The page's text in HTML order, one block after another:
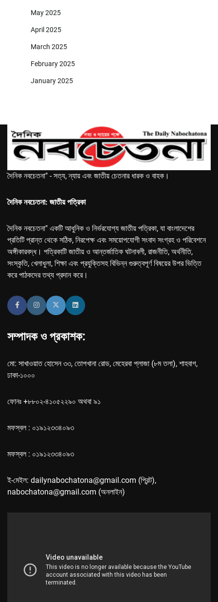
May 2025
April 2025
March 2025
February 2025
January 2025
দৈনিক নবচেতনা" - সত্য, ন্যায় এবং জাতীয় চেতনার ধারক ও বাহক।
দৈনিক নবচেতনা: জাতীয় পত্রিকা
দৈনিক নবচেতনা" একটি আধুনিক ও নির্ভরযোগ্য জাতীয় পত্রিকা, যা বাংলাদেশের
প্রতিটি প্রান্ত থেকে সঠিক, নিরপেক্ষ এবং সময়োপযোগী সংবাদ সংগ্রহ ও পরিবেশনে
অঙ্গীকারবদ্ধ। পত্রিকাটি জাতীয় ও আন্তর্জাতিক ঘটনাবলী, রাজনীতি, অর্থনীতি,
সংস্কৃতি, খেলাধুলা, শিক্ষা এবং প্রযুক্তিসহ বিভিন্ন গুরুত্বপূর্ণ বিষয়ের উপর ভিত্তি
করে পাঠকদের তথ্য প্রদান করে।
সম্পাদক ও প্রকাশক:
মো: সাখাওয়াত হোসেন ৩৩, তোপখানা রোড, মেহেরবা প্লাজা (৮ম তলা), শাহবাগ,
ঢাকা-১০০০
ফোনঃ +৮৮০২-৪১০৫২২৯০ অথবা ৯১
মফস্বল : ০১৯১২৩৩৪০৯৩
মফস্বল : ০১৯১২৩৩৪০৯৩
ই-মেইল: dailynabochatona@gmail.com (প্রিন্ট),
nabochatona@gmail.com (অনলাইন)